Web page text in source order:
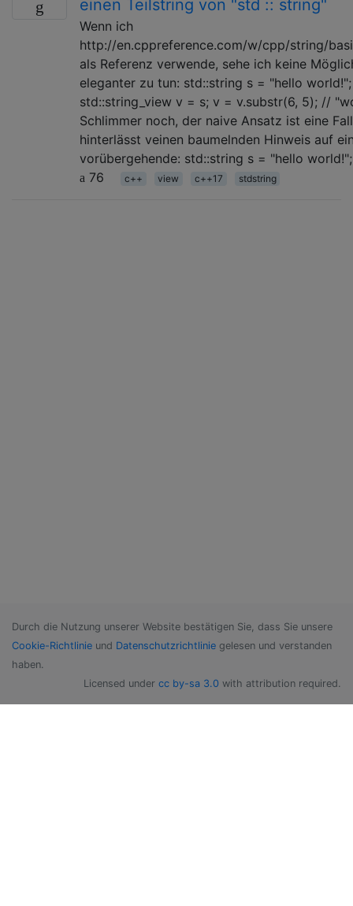
einen Teilstring von "std :: string"
Wenn ich
http://en.cppreference.com/w/cpp/string/
als Referenz verwende, sehe ich keine
eleganter zu tun: std::string s = "hello world!";
std::string_view v = s; v = v.substr(6, 5); //
Schlimmer noch, der naive Ansatz ist eine
hinterlässt veinen baumelnden Hinweis auf
vorübergehende: std::string s = "hello
76
c++ view c++17 stdstring
Durch die Nutzung unserer Website bestätigen Sie, dass Sie unsere
Cookie-Richtlinie und Datenschutzrichtlinie gelesen und verstanden
haben.
Licensed under cc by-sa 3.0 with attribution required.